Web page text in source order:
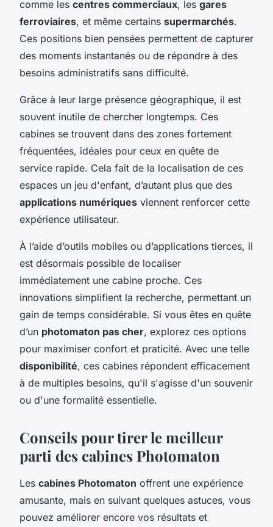
comme les centres commerciaux, les gares
ferroviaires, et même certains supermarchés.
Ces positions bien pensées permettent de capturer
des moments instantanés ou de répondre à des
besoins administratifs sans difficulté.
Grâce à leur large présence géographique, il est
souvent inutile de chercher longtemps. Ces
cabines se trouvent dans des zones fortement
fréquentées, idéales pour ceux en quête de
service rapide. Cela fait de la localisation de ces
espaces un jeu d'enfant, d’autant plus que des
applications numériques viennent renforcer cette
expérience utilisateur.
À l’aide d’outils mobiles ou d’applications tierces, il
est désormais possible de localiser
immédiatement une cabine proche. Ces
innovations simplifient la recherche, permettant un
gain de temps considérable. Si vous êtes en quête
d’un photomaton pas cher, explorez ces options
pour maximiser confort et praticité. Avec une telle
disponibilité, ces cabines répondent efficacement
à de multiples besoins, qu'il s'agisse d'un souvenir
ou d'une formalité essentielle.
Conseils pour tirer le meilleur
parti des cabines Photomaton
Les cabines Photomaton offrent une expérience
amusante, mais en suivant quelques astuces, vous
pouvez améliorer encore vos résultats et